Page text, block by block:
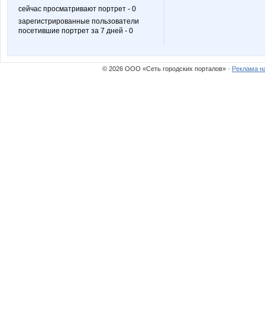
сейчас просматривают портрет - 0
зарегистрированные пользователи
посетившие портрет за 7 дней - 0
© 2026 ООО «Сеть городских порталов» · Реклама